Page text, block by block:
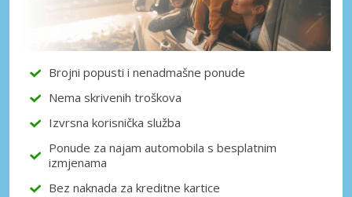
Prijava putem eLinka
Brojni popusti i nenadmašne ponude
Nema skrivenih troškova
Izvrsna korisnička služba
Ponude za najam automobila s besplatnim
izmjenama
Bez naknada za kreditne kartice